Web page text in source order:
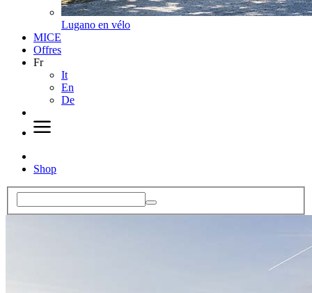
Lugano en vélo
MICE
Offres
Fr
It
En
De
Shop